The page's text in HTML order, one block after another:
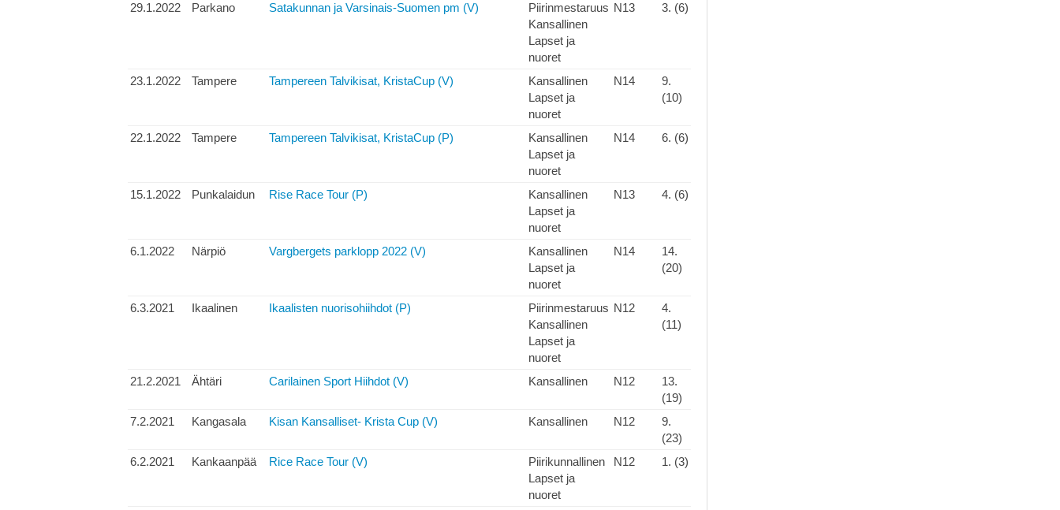
29.1.2022 Parkano Satakunnan ja Varsinais-Suomen pm (V)
Piirinmestaruus
Kansallinen
Lapset ja
nuoret
N13 3. (6)
23.1.2022 Tampere Tampereen Talvikisat, KristaCup (V)
Kansallinen
Lapset ja
nuoret
N14
9.
(10)
22.1.2022 Tampere Tampereen Talvikisat, KristaCup (P)
Kansallinen
Lapset ja
nuoret
N14 6. (6)
15.1.2022 Punkalaidun Rise Race Tour (P)
Kansallinen
Lapset ja
nuoret
N13 4. (6)
6.1.2022 Närpiö Vargbergets parklopp 2022 (V)
Kansallinen
Lapset ja
nuoret
N14
14.
(20)
6.3.2021 Ikaalinen Ikaalisten nuorisohiihdot (P)
Piirinmestaruus
Kansallinen
Lapset ja
nuoret
N12
4.
(11)
21.2.2021 Ähtäri Carilainen Sport Hiihdot (V) Kansallinen N12
13.
(19)
7.2.2021
Kangasala Kisan Kansalliset- Krista Cup (V) Kansallinen N12
9.
(23)
6.2.2021
Kankaanpää Rice Race Tour (V)
Piirikunnallinen
Lapset ja
nuoret
N12 1. (3)